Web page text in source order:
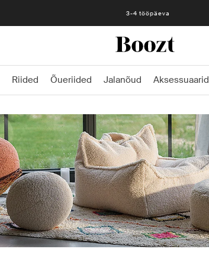
3-4 tööpäeva
Riided Õueriided Jalanõud Aksessuaarid